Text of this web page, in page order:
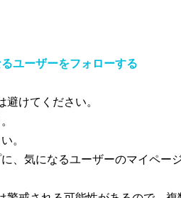
ユーザーをフォローする
けてください。
。
、気になるユーザーのマイペー